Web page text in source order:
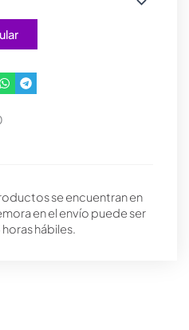
se encuentran en
en el envío puede ser
horas hábiles.